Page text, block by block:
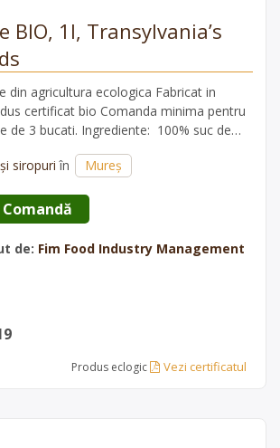
BIO, 1l, Transylvania’s
din agricultura ecologica Fabricat in
certificat bio Comanda minima pentru
de 3 bucati. Ingrediente: 100% suc de
medii pentru 100g: Valoare energetica
siropuri în Mureș
Comandă
de: Fim Food Industry Management
Produs eclogic Vezi certificatul